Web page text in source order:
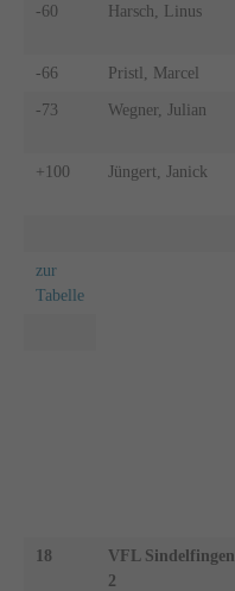
-60 Harsch, Linus
-66 Pristl, Marcel
-73 Wegner, Julian
+100 Jüngert, Janick
zur
Tabelle
18
VFL Sindelfingen
2